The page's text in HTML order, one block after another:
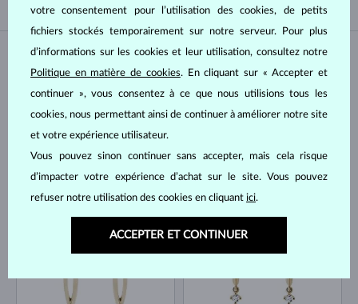
RUBIS & DIAMANT
1 735 €
RUBIS & DIAMANT
EN STOCK
votre consentement pour l’utilisation des cookies, de petits
fichiers stockés temporairement sur notre serveur. Pour plus
d’informations sur les cookies et leur utilisation, consultez notre
Politique en matière de cookies. En cliquant sur « Accepter et
continuer », vous consentez à ce que nous utilisions tous les
cookies, nous permettant ainsi de continuer à améliorer notre site
et votre expérience utilisateur.
Vous pouvez sinon continuer sans accepter, mais cela risque
d’impacter votre expérience d’achat sur le site. Vous pouvez
refuser notre utilisation des cookies en cliquant ici.
ACCEPTER ET CONTINUER